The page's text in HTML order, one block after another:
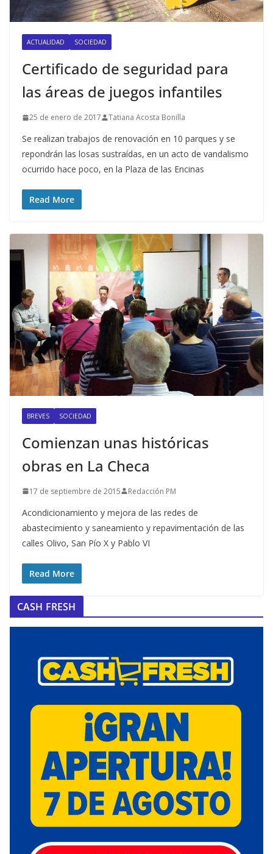
ACTUALIDAD SOCIEDAD
Certificado de seguridad para
las áreas de juegos infantiles
25 de enero de 2017 Tatiana Acosta Bonilla
Se realizan trabajos de renovación en 10 parques y se
repondrán las losas sustraídas, en un acto de vandalismo
ocurrido hace poco, en la Plaza de las Encinas
Read More
BREVES SOCIEDAD
Comienzan unas históricas
obras en La Checa
17 de septiembre de 2015 Redacción PM
Acondicionamiento y mejora de las redes de
abastecimiento y saneamiento y repavimentación de las
calles Olivo, San Pío X y Pablo VI
Read More
CASH FRESH